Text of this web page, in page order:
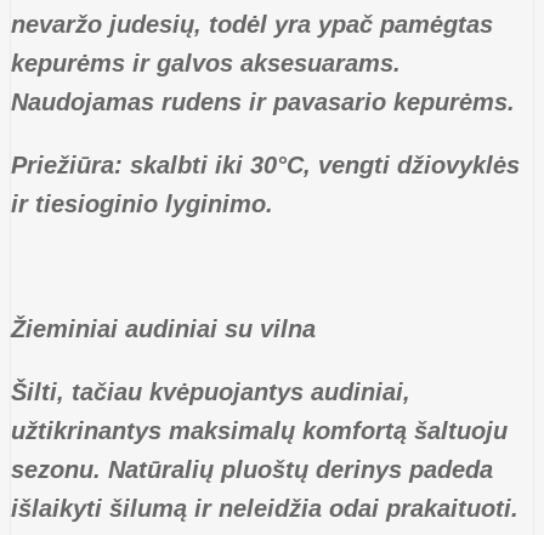
nevaržo judesių, todėl yra ypač pamėgtas
kepurėms ir galvos aksesuarams.
Naudojamas rudens ir pavasario kepurėms.
Priežiūra: skalbti iki 30°C, vengti džiovyklės
ir tiesioginio lyginimo.
Žieminiai audiniai su vilna
Šilti, tačiau kvėpuojantys audiniai,
užtikrinantys maksimalų komfortą šaltuoju
sezonu. Natūralių pluoštų derinys padeda
išlaikyti šilumą ir neleidžia odai prakaituoti.